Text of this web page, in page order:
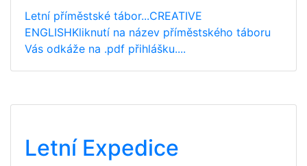
Letní příměstské tábor...CREATIVE
ENGLISHKliknutí na název příměstského táboru
Vás odkáže na .pdf přihlášku....
Letní Expedice